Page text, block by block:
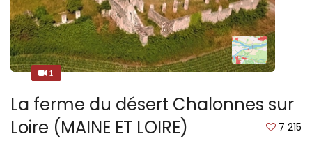
1
1
La ferme du désert Chalonnes sur
Loire (MAINE ET LOIRE)
7 215